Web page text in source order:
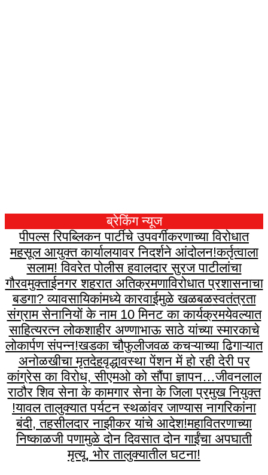
ब्रेकिंग न्यूज
पीपल्स रिपब्लिकन पार्टीचे उपवर्गीकरणाच्या विरोधात
महसूल आयुक्त कार्यालयावर निदर्शने आंदोलन!कर्तृत्वाला
सलाम! विवरेत पोलीस हवालदार सुरज पाटीलांचा
गौरवमुक्ताईनगर शहरात अतिक्रमणाविरोधात प्रशासनाचा
बडगा? व्यावसायिकांमध्ये कारवाईमुळे खळबळस्वतंत्रता
संग्राम सेनानियों के नाम 10 मिनट का कार्यक्रमयेवल्यात
साहित्यरत्न लोकशाहीर अण्णाभाऊ साठे यांच्या स्मारकाचे
लोकार्पण संपन्न!खडका चौफुलीजवळ कचऱ्याच्या ढिगाऱ्यात
अनोळखीचा मृतदेहवृद्धावस्था पेंशन में हो रही देरी पर
कांग्रेस का विरोध, सीएमओ को सौंपा ज्ञापन…जीवनलाल
राठौर शिव सेना के कामगार सेना के जिला प्रमुख नियुक्त
!यावल तालुक्यात पर्यटन स्थळांवर जाण्यास नागरिकांना
बंदी, तहसीलदार नाझीकर यांचे आदेश!महावितरणाच्या
निष्काळजी पणामुळे दोन दिवसात दोन गाईंचा अपघाती
मृत्यू, भोर तालुक्यातील घटना!